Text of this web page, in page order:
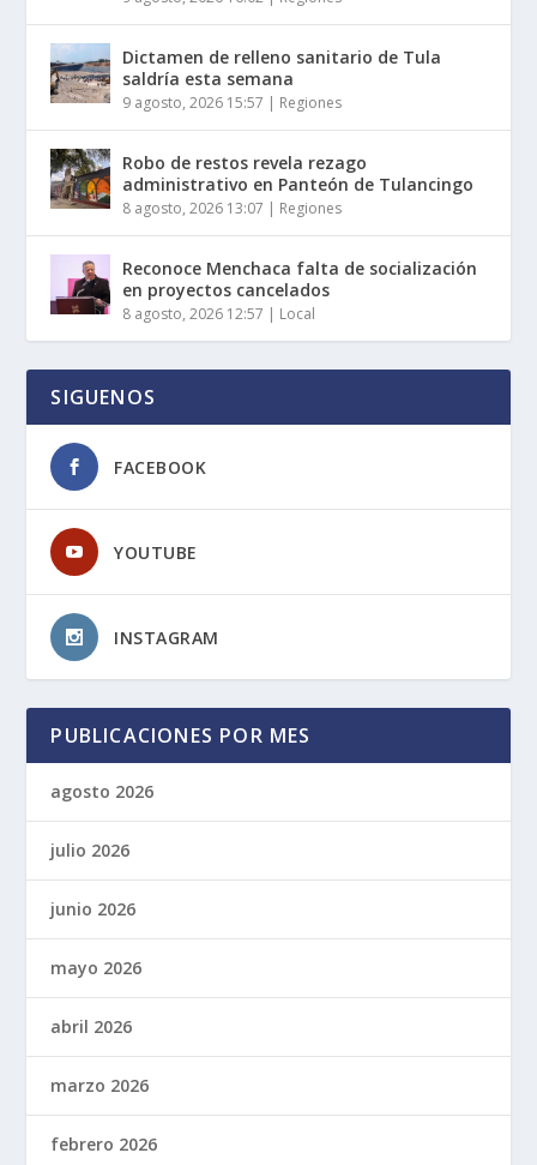
Dictamen de relleno sanitario de Tula
saldría esta semana
9 agosto, 2026 15:57 | Regiones
Robo de restos revela rezago
administrativo en Panteón de Tulancingo
8 agosto, 2026 13:07 | Regiones
Reconoce Menchaca falta de socialización
en proyectos cancelados
8 agosto, 2026 12:57 | Local
SIGUENOS
FACEBOOK
YOUTUBE
INSTAGRAM
PUBLICACIONES POR MES
agosto 2026
julio 2026
junio 2026
mayo 2026
abril 2026
marzo 2026
febrero 2026